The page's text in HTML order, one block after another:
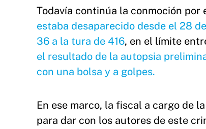
Todavía continúa la conmoción por
estaba desaparecido desde el 28
36 a la tura de 416, en el límite
el resultado de la autopsia
con una bolsa y a golpes.
En ese marco, la fiscal a cargo de
para dar con los autores de este